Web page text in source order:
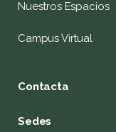
Nuestros Espacios
Campus Virtual
Contacta
Sedes